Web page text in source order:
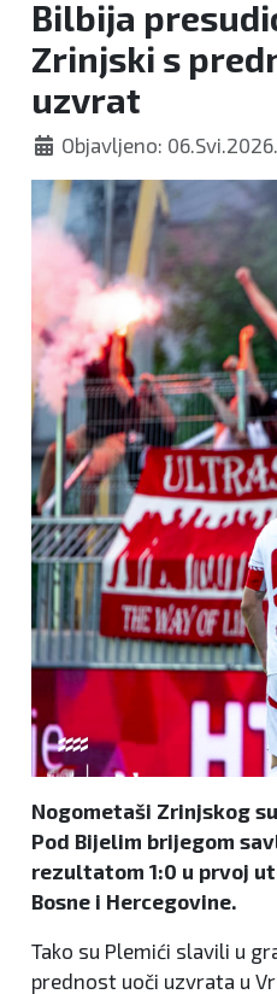
Bilbija
Zrinjski s
uzvrat
Objavljeno: 06.Svi.2026.
Nogometaši Zrinjskog
Pod Bijelim brijegom
rezultatom 1:0 u prvoj
Bosne i Hercegovine.
Tako su Plemići slavili u
prednost uoči uzvrata u